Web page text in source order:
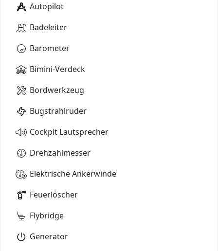
Autopilot
Badeleiter
Barometer
Bimini-Verdeck
Bordwerkzeug
Bugstrahlruder
Cockpit Lautsprecher
Drehzahlmesser
Elektrische Ankerwinde
Feuerlöscher
Flybridge
Generator